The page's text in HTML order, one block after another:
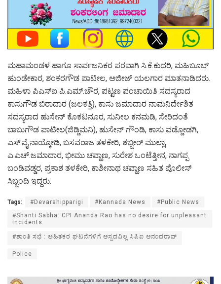
ಮಹಾಮಂಡಳ ಹಾಗೂ ಸಾರ್ವಜನಿಕರ ಪರವಾಗಿ ಸಿ.ಕೆ.ಕುದರಿ, ಮಹಿಬೂಬ್
ಹುಂಡೇಕಾರ, ಶಂಕರಗೌಡ ಪಾಟೀಲ, ಅಜೀಜ್ ಯಲಗಾರ ಮಾತನಾಡಿದರು.
ಮಹಿಳಾ ಪಿಎಸ್‌ಐ ಪಿ.ಎಮ್.ಚೌರ, ಪಟ್ಟಣ ಪಂಚಾಯಿತಿ ಸದಸ್ಯರಾದ
ಕಾಸುಗೌಡ ಬಿರಾದಾರ (ಜಲಕತ್ತಿ), ಕಾಸು ಜಮಾದಾರ ನಾಮನಿರ್ದೇಶಿತ
ಸದಸ್ಯರಾದ ಹುಸೇನ್ ಕೊಕಟನೂರ, ಸುನೀಲ ಕನಮಡಿ, ಸೇರಿದಂತೆ
ಬಾಬುಗೌಡ ಪಾಟೀಲ(ಜಿಡ್ಡಿಮನಿ), ಹುಸೇನ್ ಗೌಂಡಿ, ಕಾಸು ವಡ್ಡೋಡಗಿ,
ಎಸ್.ವೈ.ನಾಯ್ಕೋಡಿ, ಬಸವರಾಜ ತಳಕೇರಿ, ಶಬ್ಬೀರ್ ಮುಲ್ಲಾ,
ಎ.ಎಚ್.ಜಮಾದಾರ, ಭೀಮು ಚವ್ಹಾಣ, ಸುರೇಶ ಒಂಟೆತ್ತೀನ, ನಾಗಪ್ಪ
ಬಂಡಿವಡ್ಡರ, ಪ್ರಕಾಶ ತಳಕೇರಿ, ಕಾಶೀನಾಥ ಚವ್ಹಾಣ ಸಹಿತ ಪೊಲೀಸ್
ಸಿಬ್ಬಂದಿ ಇದ್ದರು.
Tags: #Devarahipparigi #Kannada News
#Public News
#Shanti Sabha: CPI Ananda Rao has no desire for unpleasant
incidents
#ಶಾಂತಿ ಸಭೆ : ಅಹಿತಕರ ಘಟನೆಗಳಿಗೆ ಆಸ್ಪದವಿಲ್ಲ ಸಿಪಿಐ ಆನಂದರಾವ್
Police